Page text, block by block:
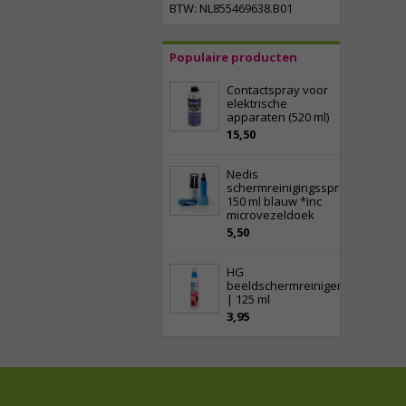
BTW: NL855469638.B01
Populaire producten
Contactspray voor
elektrische
apparaten (520 ml)
15,50
Nedis
schermreinigingsspray
150 ml blauw *inc
microvezeldoek
5,50
HG
beeldschermreiniger
| 125 ml
3,95